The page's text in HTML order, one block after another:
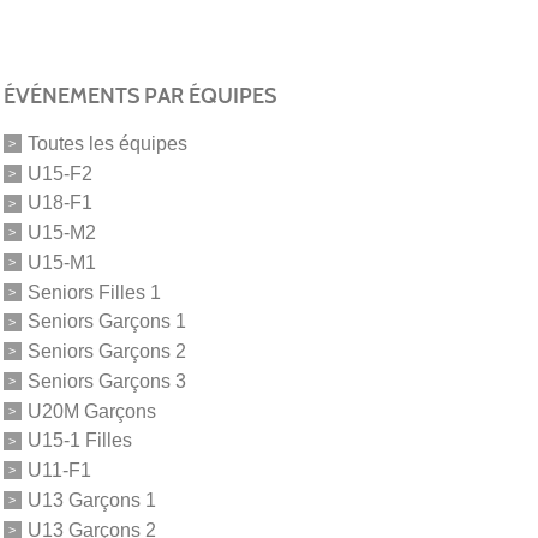
ÉVÉNEMENTS PAR ÉQUIPES
Toutes les équipes
U15-F2
U18-F1
U15-M2
U15-M1
Seniors Filles 1
Seniors Garçons 1
Seniors Garçons 2
Seniors Garçons 3
U20M Garçons
U15-1 Filles
U11-F1
U13 Garçons 1
U13 Garçons 2